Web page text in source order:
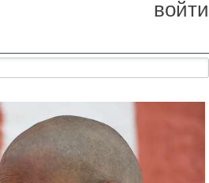
войти